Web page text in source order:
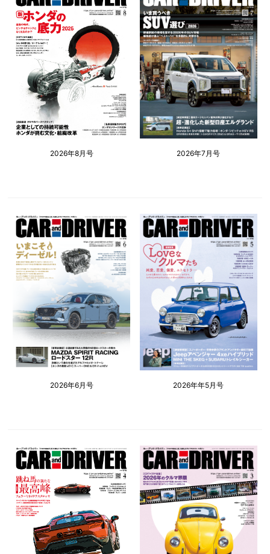
2026年8月号 2026年7月号
2026年6月号 2026年年5月号